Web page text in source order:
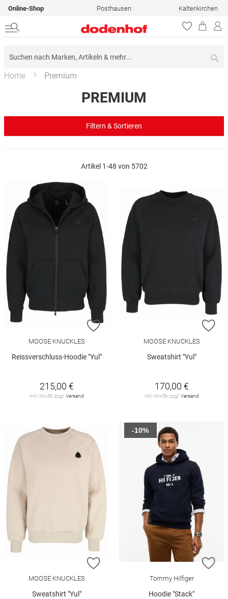
Online-Shop Posthausen Kaltenkirchen
Home Premium
PREMIUM
Artikel 1-48 von 5702
ZUR WUNSCHLISTE HINZUFÜGEN
MOOSE KNUCKLES
Reissverschluss-Hoodie "Yul"
215,00 €
inkl. MwSt. zzgl. Versand
MOOSE KNUCKLES
Sweatshirt "Yul"
170,00 €
inkl. MwSt. zzgl. Versand
ZUR WUNSCHLISTE HINZUFÜGEN
MOOSE KNUCKLES
Sweatshirt "Yul"
Tommy Hilfiger
Hoodie "Stack"
-10%
Filtern & Sortieren